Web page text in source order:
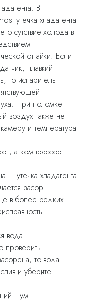
В
утечка хладагента
холода в
оттайки. Если
плавкий
то испаритель
При поломке
воздух также не
и температура
, а компрессор
– утечка хладагента
засор
в более редких
вода.
то вода
и уберите
шум.